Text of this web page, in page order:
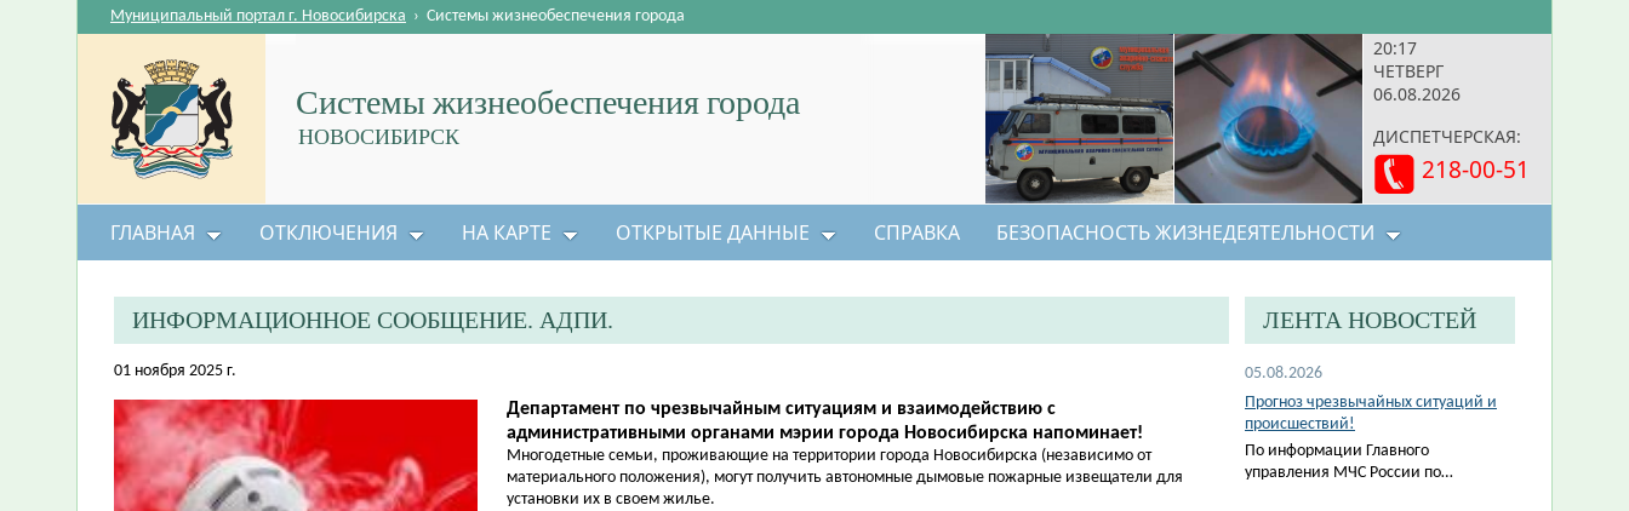
20:17
ЧЕТВЕРГ
06.08.2026
ДИСПЕТЧЕРСКАЯ:
218-00-51
Системы жизнеобеспечения города
НОВОСИБИРСК
Муниципальный портал г. Новосибирска › Системы жизнеобеспечения города
ГЛАВНАЯ ОТКЛЮЧЕНИЯ НА КАРТЕ ОТКРЫТЫЕ ДАННЫЕ СПРАВКА БЕЗОПАСНОСТЬ ЖИЗНЕДЕЯТЕЛЬНОСТИ
ИНФОРМАЦИОННОЕ СООБЩЕНИЕ. АДПИ.
01 ноября 2025 г.
Департамент по чрезвычайным ситуациям и взаимодействию с
административными органами мэрии города Новосибирска напоминает!
Многодетные семьи, проживающие на территории города Новосибирска (независимо от
материального положения), могут получить автономные дымовые пожарные извещатели для
установки их в своем жилье.
ЛЕНТА НОВОСТЕЙ
05.08.2026
Прогноз чрезвычайных ситуаций и
происшествий!
По информации Главного
управления МЧС России по…